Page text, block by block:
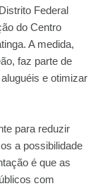
Federal
do Centro
A medida,
faz parte de
e otimizar
para reduzir
a possibilidade
é que as
com